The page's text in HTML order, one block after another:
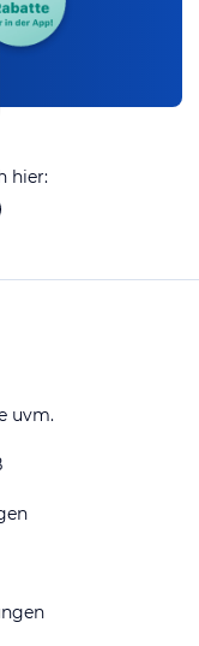
hier:
uvm.